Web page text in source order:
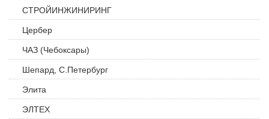
СТРОЙИНЖИНИРИНГ
Цербер
ЧАЗ (Чебоксары)
Шепард, С.Петербург
Элита
ЭЛТЕХ